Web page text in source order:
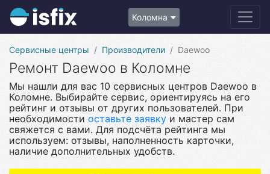
Коломна
Сервисные центры Производители Daewoo
Ремонт Daewoo в Коломне
Мы нашли для вас 10 сервисных центров Daewoo в
Коломне. Выбирайте сервис, ориентируясь на его
рейтинг и отзывы от других пользователей. При
необходимости оставьте заявку и мастер сам
свяжется с вами. Для подсчёта рейтинга мы
используем: отзывы, наполненность карточки,
наличие дополнительных удобств.